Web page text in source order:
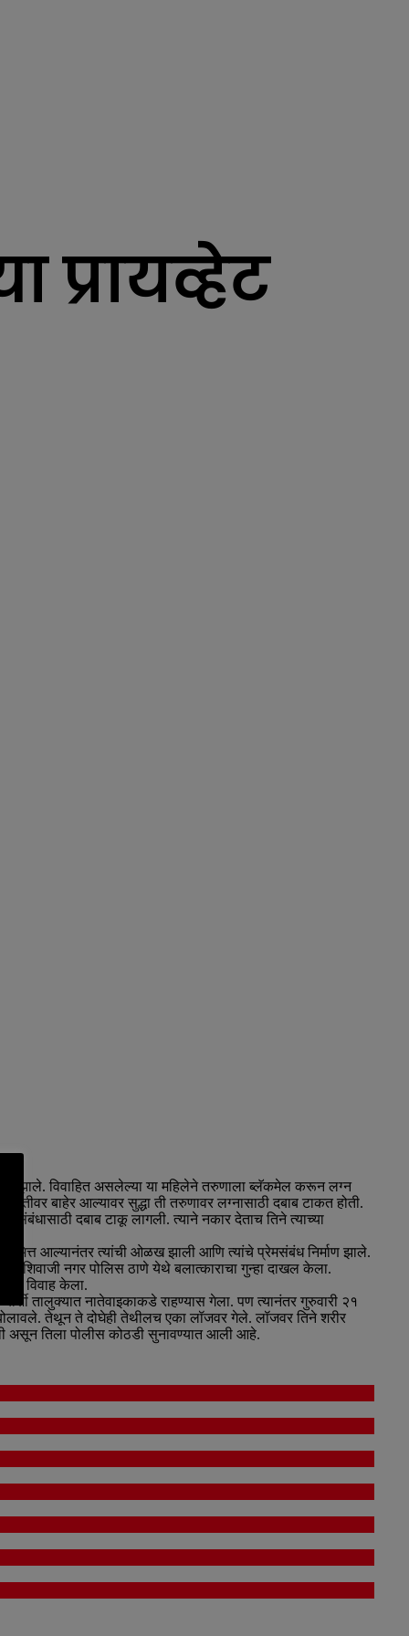
झाले. विवाहित असलेल्या या महिलेने तरुणाला ब्लॅकमेल करून लग्न
बाहेर आल्यावर सुद्धा ती तरुणावर लग्नासाठी दबाब टाकत होती.
दबाब टाकू लागली. त्याने नकार देताच तिने त्याच्या
आल्यानंतर त्यांची ओळख झाली आणि त्यांचे प्रेमसंबंध निर्माण झाले.
शिवाजी नगर पोलिस ठाणे येथे बलात्काराचा गुन्हा दाखल केला.
विवाह केला.
तालुक्यात नातेवाइकाकडे राहण्यास गेला. पण त्यानंतर गुरुवारी २१
बोलावले. तेथून ते दोघेही तेथीलच एका लॉजवर गेले. लॉजवर तिने शरीर
असून तिला पोलीस कोठडी सुनावण्यात आली आहे.